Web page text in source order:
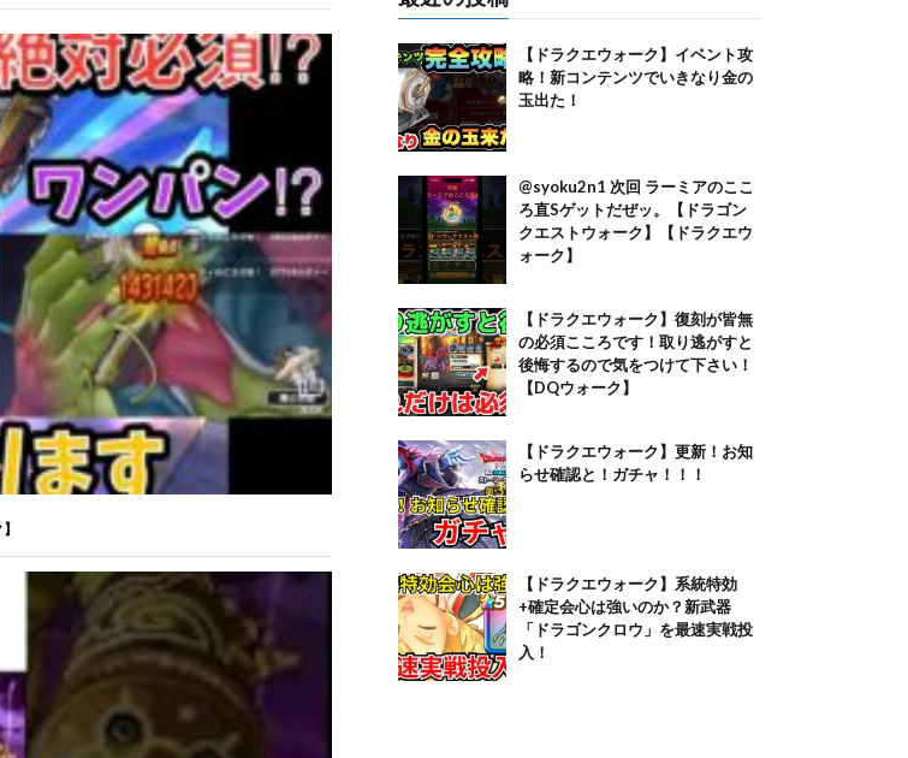
【ドラクエウォーク】イベント攻
略！新コンテンツでいきなり金の
玉出た！
@syoku2n1 次回 ラーミアのここ
ろ直Sゲットだぜッ。【ドラゴン
クエストウォーク】【ドラクエウ
ォーク】
【ドラクエウォーク】復刻が皆無
の必須こころです！取り逃がすと
後悔するので気をつけて下さい！
【DQウォーク】
【ドラクエウォーク】更新！お知
らせ確認と！ガチャ！！！
【ドラクエウォーク】系統特効
+確定会心は強いのか？新武器
「ドラゴンクロウ」を最速実戦投
入！